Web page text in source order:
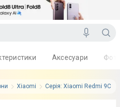
Xiaomi Серія: Xiaomi Redmi 9C
Аксесуари